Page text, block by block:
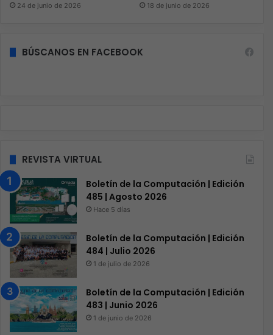
24 de junio de 2026 18 de junio de 2026
BÚSCANOS EN FACEBOOK
REVISTA VIRTUAL
Boletín de la Computación | Edición
485 | Agosto 2026
Hace 5 días
Boletín de la Computación | Edición
484 | Julio 2026
1 de julio de 2026
Boletín de la Computación | Edición
483 | Junio 2026
1 de junio de 2026